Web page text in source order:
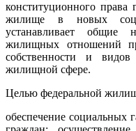
конституционного
жилище в новых
устанавливает общие
жилищных отношений
собственности и
жилищной сфере.
Целью федеральной
обеспечение социальных